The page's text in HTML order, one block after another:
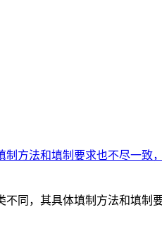
制方法和填制要求也不尽一
同，其具体填制方法和填